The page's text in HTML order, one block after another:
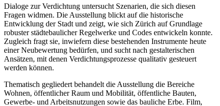
Dialoge zur Verdichtung untersucht Szenarien, die sich diesen
Fragen widmen. Die Ausstellung blickt auf die historische
Entwicklung der Stadt und zeigt, wie sich Zürich auf Grundlage
robuster städtebaulicher Regelwerke und Codes entwickeln konnte.
Zugleich fragt sie, inwiefern diese bestehenden Instrumente heute
einer Neubewertung bedürfen, und sucht nach gestalterischen
Ansätzen, mit denen Verdichtungsprozesse qualitativ gesteuert
werden können.
Thematisch gegliedert behandelt die Ausstellung die Bereiche
Wohnen, öffentlicher Raum und Mobilität, öffentliche Bauten,
Gewerbe- und Arbeitsnutzungen sowie das bauliche Erbe. Film,